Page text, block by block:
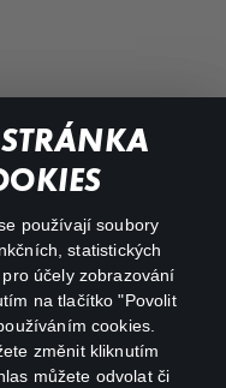
používají soubory
statistických
účely zobrazování
na tlačítko "Povolit
cookies.
změnit kliknutím
můžete odvolat či